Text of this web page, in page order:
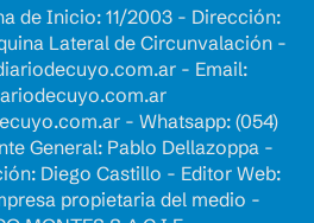
de Inicio: 11/2003 - Dirección:
Lateral de Circunvalación -
- Email:
- Whatsapp: (054)
General: Pablo Dellazoppa -
Diego Castillo - Editor Web:
propietaria del medio -